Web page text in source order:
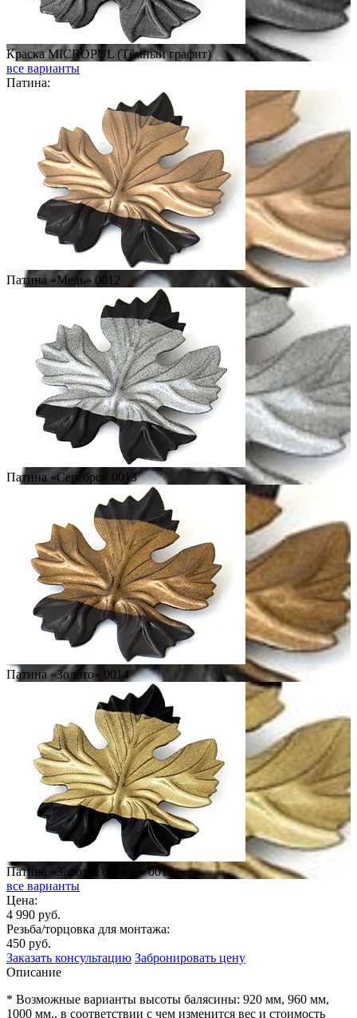
Краска MICROPUL (Тёмный графит)
все варианты
Патина:
Патина «Медь» 0012
Патина «Серебро» 0013
Патина «Золото» 0014
Патина «Золотая бронза» 0016
все варианты
Цена:
4 990 руб.
Резьба/торцовка для монтажа:
450 руб.
Заказать консультацию Забронировать цену
Описание
* Возможные варианты высоты балясины: 920 мм, 960 мм,
1000 мм., в соответствии с чем изменится вес и стоимость